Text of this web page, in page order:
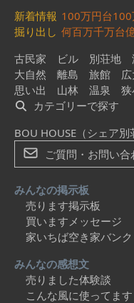
新着情報 100万円台100
掘り出し 何百万千万台
古民家
ビル 別荘地
大自然
離島 旅館
思い出
山林 温泉
カテゴリーで探す
BOU HOUSE（シェア別
ご質問・お問い合
みんなの掲示板
売ります掲示板
買いますメッセージ
家いちば空き家バンク
みんなの感想文
売りました体験談
こんな風に使ってます